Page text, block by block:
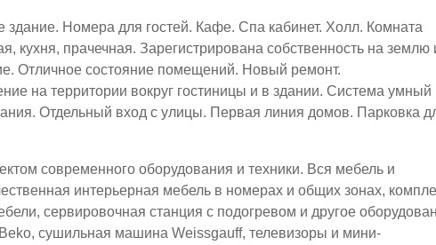
Номера для гостей. Кафе. Спа кабинет. Холл. Комната
кухня, прачечная. Зарегистрирована собственность на землю
Отличное состояние помещений. Новый ремонт.
на территории вокруг гостиницы и в здании. Система умный
Отдельный вход с улицы. Первая линия домов. Парковка
современного оборудования и техники. Вся мебель и
интерьерная мебель в номерах и общих зонах,
сервировочная станция с подогревом и другое
сушильная машина Weissgauff, телевизоры и мини-